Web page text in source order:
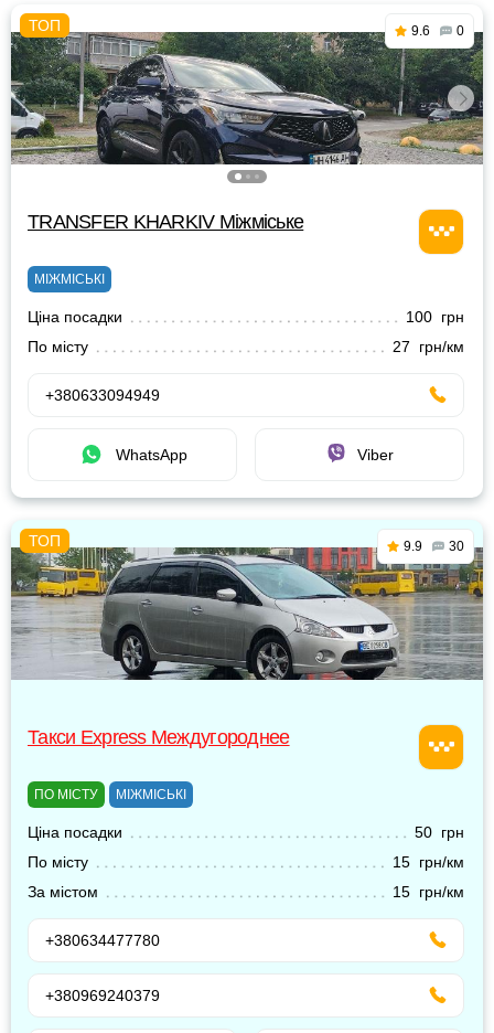
9.6 0
TRANSFER KHARKIV Міжміське
МІЖМІСЬКІ
Ціна посадки
100 грн
По місту
27 грн/км
+380633094949
WhatsApp Viber
9.9 30
Такси Express Междугороднее
ПО МІСТУ МІЖМІСЬКІ
Ціна посадки
50 грн
По місту
15 грн/км
За містом
15 грн/км
+380634477780
+380969240379